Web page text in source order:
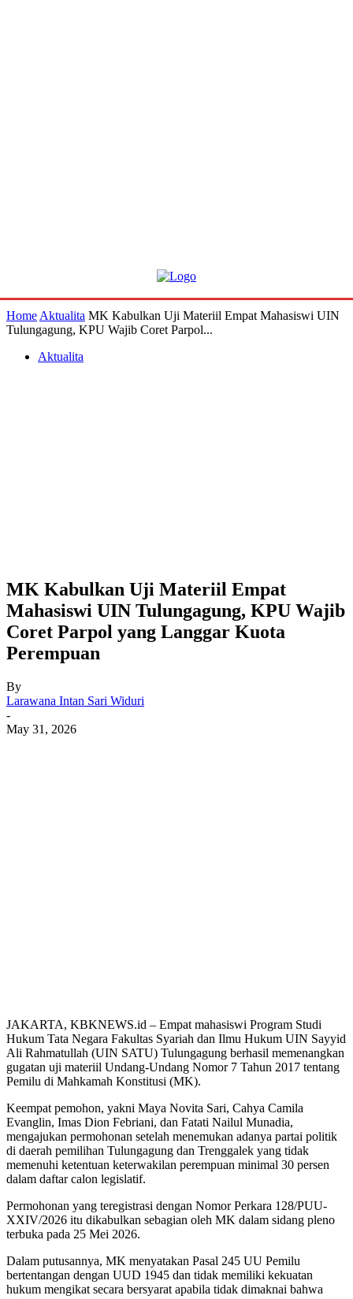
Home Aktualita MK Kabulkan Uji Materiil Empat Mahasiswi UIN
Tulungagung, KPU Wajib Coret Parpol...
Aktualita
MK Kabulkan Uji Materiil Empat
Mahasiswi UIN Tulungagung, KPU Wajib
Coret Parpol yang Langgar Kuota
Perempuan
By
Larawana Intan Sari Widuri
-
May 31, 2026
JAKARTA, KBKNEWS.id – Empat mahasiswi Program Studi
Hukum Tata Negara Fakultas Syariah dan Ilmu Hukum UIN Sayyid
Ali Rahmatullah (UIN SATU) Tulungagung berhasil memenangkan
gugatan uji materiil Undang-Undang Nomor 7 Tahun 2017 tentang
Pemilu di Mahkamah Konstitusi (MK).
Keempat pemohon, yakni Maya Novita Sari, Cahya Camila
Evanglin, Imas Dion Febriani, dan Fatati Nailul Munadia,
mengajukan permohonan setelah menemukan adanya partai politik
di daerah pemilihan Tulungagung dan Trenggalek yang tidak
memenuhi ketentuan keterwakilan perempuan minimal 30 persen
dalam daftar calon legislatif.
Permohonan yang teregistrasi dengan Nomor Perkara 128/PUU-
XXIV/2026 itu dikabulkan sebagian oleh MK dalam sidang pleno
terbuka pada 25 Mei 2026.
Dalam putusannya, MK menyatakan Pasal 245 UU Pemilu
bertentangan dengan UUD 1945 dan tidak memiliki kekuatan
hukum mengikat secara bersyarat apabila tidak dimaknai bahwa